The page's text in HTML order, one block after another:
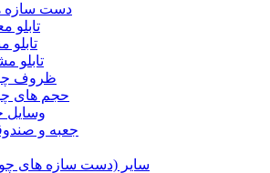
دست سازه
تابلو
تابلو
تابلو
ظروف
حجم های
وسایل
جعبه و
سایر (دست سازه های